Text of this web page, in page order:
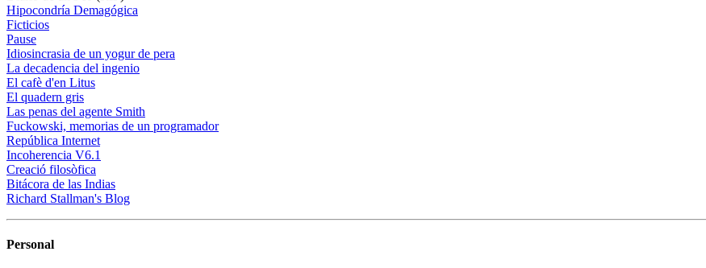
Hipocondría Demagógica
Ficticios
Pause
Idiosincrasia de un yogur de pera
La decadencia del ingenio
El cafè d'en Litus
El quadern gris
Las penas del agente Smith
Fuckowski, memorias de un programador
República Internet
Incoherencia V6.1
Creació filosòfica
Bitácora de las Indias
Richard Stallman's Blog
Personal